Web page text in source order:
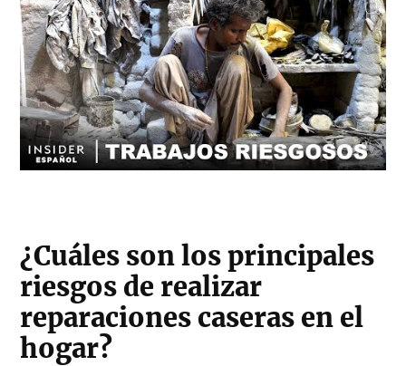
¿Cuáles son los principales
riesgos de realizar
reparaciones caseras en el
hogar?